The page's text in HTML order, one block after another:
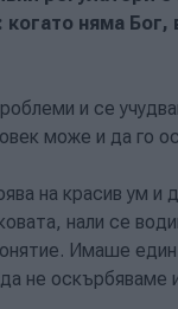
няма Бог,
и се
може и да го
на красив ум и
нали се
Имаше
не